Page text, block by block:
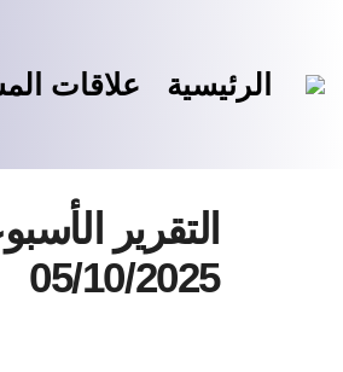
الرئيسية علاقات
التقرير
05/10/2025